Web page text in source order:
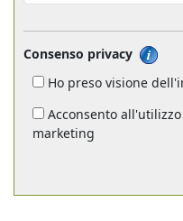
Consenso privacy
Ho preso visione
Acconsento
marketing